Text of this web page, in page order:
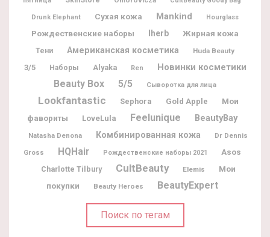
Drunk Elephant Сухая кожа Mankind Hourglass
Рождественские наборы Iherb Жирная кожа
Тени Американская косметика Huda Beauty
3/5 Наборы Alyaka Ren Новинки косметики
Beauty Box 5/5 Сыворотка для лица
Lookfantastic Sephora Gold Apple
Мои
фавориты
LoveLula Feelunique BeautyBay
Natasha Denona Комбинированная кожа
Dr Dennis
Gross
HQHair Рождественские наборы 2021
Asos
Charlotte Tilbury
CultBeauty Elemis
Мои
покупки
Beauty Heroes BeautyExpert
Поиск по тегам